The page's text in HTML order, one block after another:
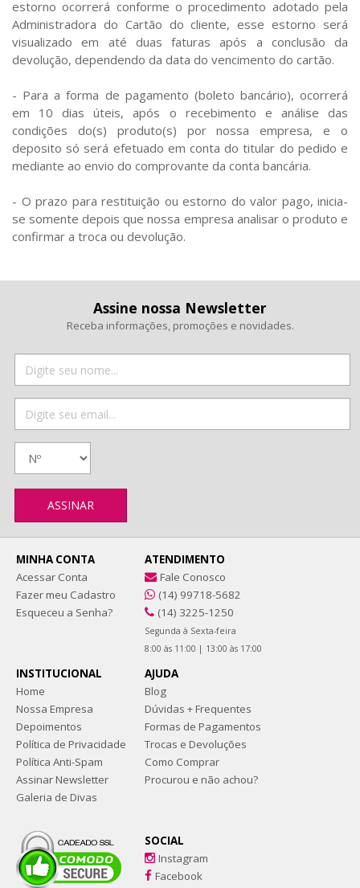
estorno ocorrerá conforme o procedimento adotado pela
Administradora do Cartão do cliente, esse estorno será
visualizado em até duas faturas após a conclusão da
devolução, dependendo da data do vencimento do cartão.
- Para a forma de pagamento (boleto bancário), ocorrerá
em 10 dias úteis, após o recebimento e análise das
condições do(s) produto(s) por nossa empresa, e o
deposito só será efetuado em conta do titular do pedido e
mediante ao envio do comprovante da conta bancária.
- O prazo para restituição ou estorno do valor pago, inicia-
se somente depois que nossa empresa analisar o produto e
confirmar a troca ou devolução.
Assine nossa Newsletter
Receba informações, promoções e novidades.
MINHA CONTA
Acessar Conta
Fazer meu Cadastro
Esqueceu a Senha?
ATENDIMENTO
Fale Conosco
(14) 99718-5682
(14) 3225-1250
Segunda à Sexta-feira
8:00 às 11:00 | 13:00 às 17:00
INSTITUCIONAL
Home
Nossa Empresa
Depoimentos
Política de Privacidade
Política Anti-Spam
Assinar Newsletter
Galeria de Divas
AJUDA
Blog
Dúvidas + Frequentes
Formas de Pagamentos
Trocas e Devoluções
Como Comprar
Procurou e não achou?
SOCIAL
Instagram
Facebook